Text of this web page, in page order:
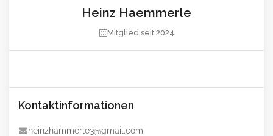
Heinz Haemmerle
Mitglied seit 2024
Kontaktinformationen
heinzhammerle3@gmail.com